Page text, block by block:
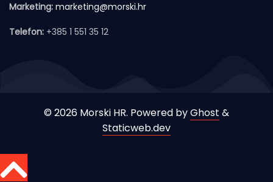
Marketing: marketing@morski.hr
Telefon: +385 1 551 35 12
© 2026 Morski HR. Powered byGhost &
Staticweb.dev